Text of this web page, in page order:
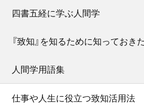
四書五経に学ぶ人間学
『致知』を知るために知っておき
人間学用語集
仕事や人生に役立つ致知活用法